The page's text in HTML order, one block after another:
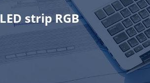
LED strip RGB